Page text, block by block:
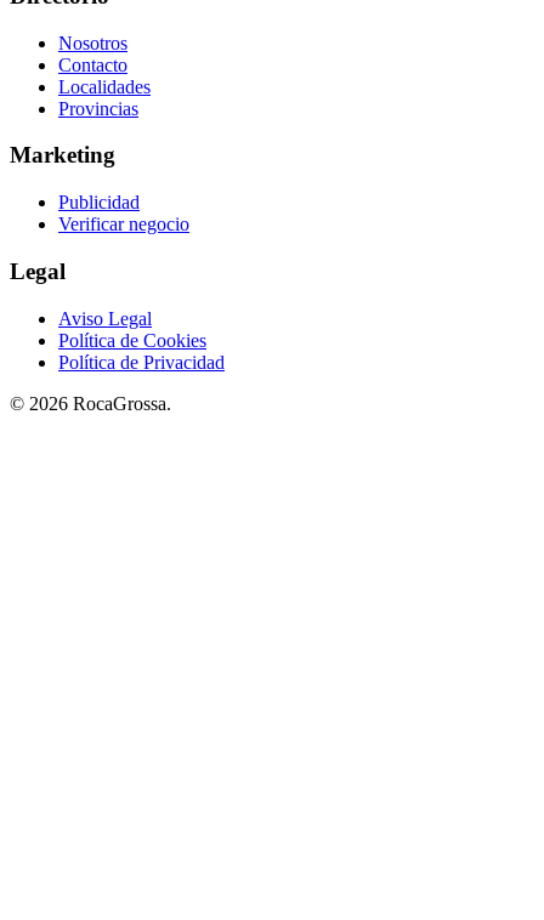
Nosotros
Contacto
Localidades
Provincias
Marketing
Publicidad
Verificar negocio
Legal
Aviso Legal
Política de Cookies
Política de Privacidad
© 2026 RocaGrossa.